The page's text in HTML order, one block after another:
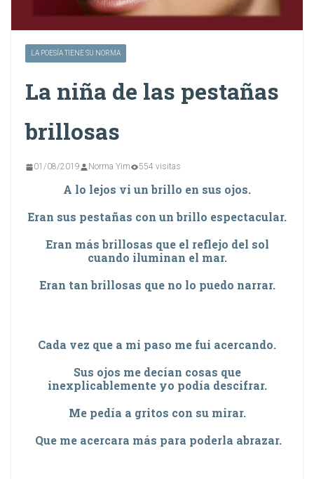
LA POESÍA TIENE SU NORMA
La niña de las pestañas
brillosas
01/08/2019 Norma Yim 554 visitas
A lo lejos vi un brillo en sus ojos.
Eran sus pestañas con un brillo espectacular.
Eran más brillosas que el reflejo del sol
cuando iluminan el mar.
Eran tan brillosas que no lo puedo narrar.
Cada vez que a mi paso me fui acercando.
Sus ojos me decían cosas que
inexplicablemente yo podía descifrar.
Me pedía a gritos con su mirar.
Que me acercara más para poderla abrazar.